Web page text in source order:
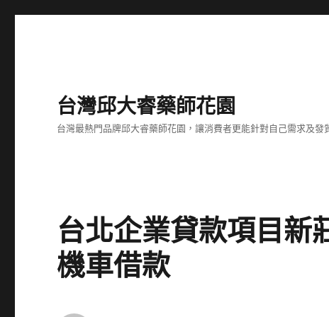
台灣邱大睿藥師花園
台灣最熱門品牌邱大睿藥師花園，讓消費者更能針對自己需求及
台北企業貸款項目新
機車借款